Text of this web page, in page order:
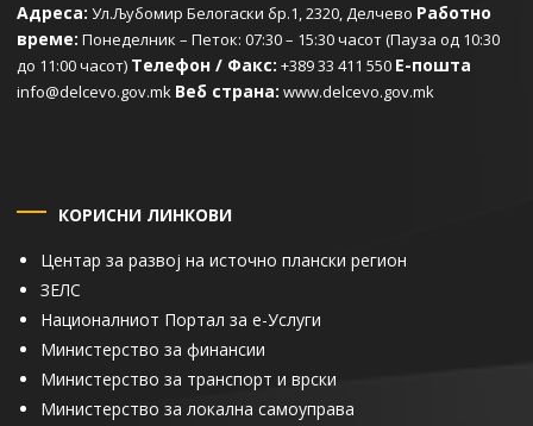
Адреса: Ул.Љубомир Белогаски бр.1, 2320, Делчево Работно
време: Понеделник – Петок: 07:30 – 15:30 часот (Пауза од 10:30
до 11:00 часот) Телефон / Факс: +389 33 411 550 Е-пошта
info@delcevo.gov.mk Веб страна: www.delcevo.gov.mk
КОРИСНИ ЛИНКОВИ
Центар за развој на источно плански регион
ЗЕЛС
Националниот Портал за е-Услуги
Министерство за финансии
Министерство за транспорт и врски
Министерство за локална самоуправа